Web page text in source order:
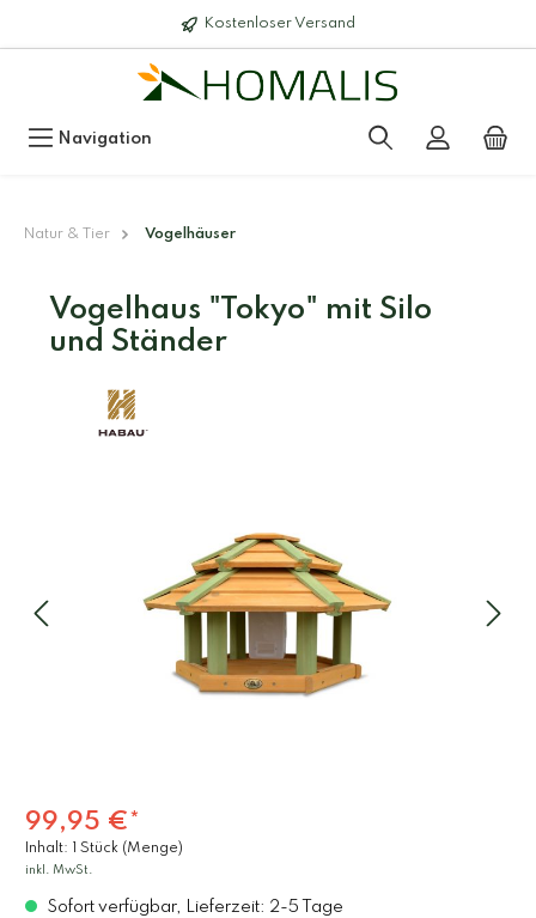
Kostenloser Versand
Navigation
Natur & Tier Vogelhäuser
Vogelhaus "Tokyo" mit Silo
und Ständer
99,95 €*
Inhalt: 1 Stück (Menge)
inkl. MwSt.
Sofort verfügbar, Lieferzeit: 2-5 Tage